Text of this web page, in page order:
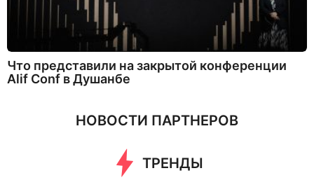
Что представили на закрытой конференции
Alif Conf в Душанбе
НОВОСТИ ПАРТНЕРОВ
ТРЕНДЫ